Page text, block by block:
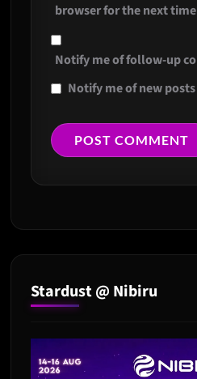
browser for the next
Notify me of follow-up
Notify me of new
Stardust @ Nibiru